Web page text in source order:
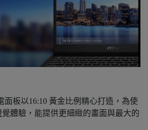
面板以16:10 黃金比例精心打造，為使
體驗，能提供更細緻的畫面與最大的